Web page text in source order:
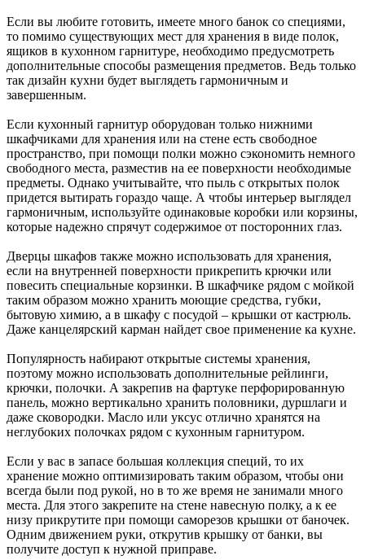
Если вы любите готовить, имеете много банок со специями,
то помимо существующих мест для хранения в виде полок,
ящиков в кухонном гарнитуре, необходимо предусмотреть
дополнительные способы размещения предметов. Ведь только
так дизайн кухни будет выглядеть гармоничным и
завершенным.
Если кухонный гарнитур оборудован только нижними
шкафчиками для хранения или на стене есть свободное
пространство, при помощи полки можно сэкономить немного
свободного места, разместив на ее поверхности необходимые
предметы. Однако учитывайте, что пыль с открытых полок
придется вытирать гораздо чаще. А чтобы интерьер выглядел
гармоничным, используйте одинаковые коробки или корзины,
которые надежно спрячут содержимое от посторонних глаз.
Дверцы шкафов также можно использовать для хранения,
если на внутренней поверхности прикрепить крючки или
повесить специальные корзинки. В шкафчике рядом с мойкой
таким образом можно хранить моющие средства, губки,
бытовую химию, а в шкафу с посудой – крышки от кастрюль.
Даже канцелярский карман найдет свое применение ка кухне.
Популярность набирают открытые системы хранения,
поэтому можно использовать дополнительные рейлинги,
крючки, полочки. А закрепив на фартуке перфорированную
панель, можно вертикально хранить половники, дуршлаги и
даже сковородки. Масло или уксус отлично хранятся на
неглубоких полочках рядом с кухонным гарнитуром.
Если у вас в запасе большая коллекция специй, то их
хранение можно оптимизировать таким образом, чтобы они
всегда были под рукой, но в то же время не занимали много
места. Для этого закрепите на стене навесную полку, а к ее
низу прикрутите при помощи саморезов крышки от баночек.
Одним движением руки, открутив крышку от банки, вы
получите доступ к нужной приправе.